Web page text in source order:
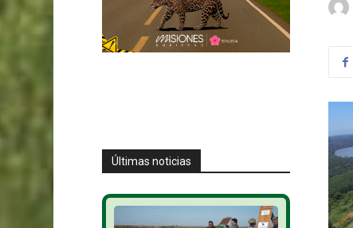
Últimas noticias